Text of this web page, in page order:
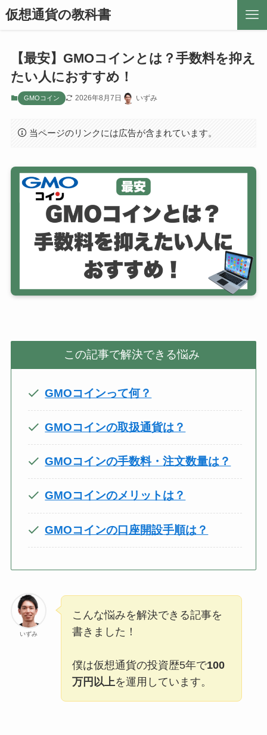
仮想通貨の教科書
【最安】GMOコインとは？手数料を抑え
たい人におすすめ！
GMOコイン 2026年8月7日 いずみ
当ページのリンクには広告が含まれています。
この記事で解決できる悩み
GMOコインって何？
GMOコインの取扱通貨は？
GMOコインの手数料・注文数量は？
GMOコインのメリットは？
GMOコインの口座開設手順は？
いずみ
こんな悩みを解決できる記事を
書きました！
僕は仮想通貨の投資歴5年で100
万円以上を運用しています。